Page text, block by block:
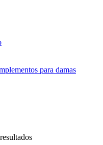
para damas